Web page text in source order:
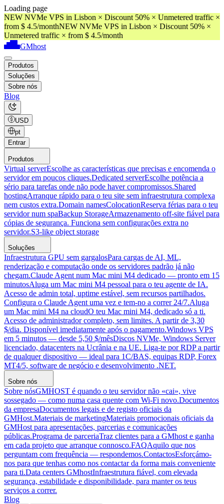
Loading page
NEW NVMe VPS in Lisbon × Discount 50% × Unmetered traffic ×
from $ 4.5/monthNEW NVMe VPS in Lisbon × Discount 50% ×
Unmetered traffic × from $ 4.5/month
GMhost
Produtos
Soluções
Sobre nós
Blog
USD
pt
Entrar
Produtos
Virtual serverEscolhe as características que precisas e encomenda o
servidor em poucos cliques.Dedicated serverEscolhe potência a
sério para tarefas onde não pode haver compromissos.Shared
hostingArranque rápido para o teu site sem infraestrutura complexa
nem custos extra.Domain namesColocationReserva férias para o teu
servidor num spaBackup StorageArmazenamento off-site fiável para
cópias de segurança. Funciona sem configurações extra no
servidor.S3-like object storage
Soluções
Infraestrutura GPU sem gargalosPara cargas de AI, ML,
renderização e computação onde os servidores padrão já não
chegam.Claude Agent num Mac mini M4 dedicado — pronto em 15
minutosAluga um Mac mini M4 pessoal para o teu agente de IA.
Acesso de admin total, uptime estável, sem recursos partilhados.
Configura o Claude Agent uma vez e tem-no a correr 24/7.Aluga
um Mac mini M4 na cloudO teu Mac mini M4, dedicado só a ti.
Acesso de administrador completo, sem limites. A partir de 3,30
$/dia. Disponível imediatamente após o pagamento.Windows VPS
em 5 minutos — desde 5,50 $/mêsDiscos NVMe, Windows Server
licenciado, datacenters na Ucrânia e na UE. Liga-te por RDP a partir
de qualquer dispositivo — ideal para 1C/BAS, equipas RDP, Forex
MT4/5, software de negócio e desenvolvimento .NET.
Sobre nós
Sobre nósGMHOST é quando o teu servidor não «cai», vive
sossegado — como numa casa quente com Wi-Fi novo.Documentos
da empresaDocumentos legais e de registo oficiais da
GMHost.Materiais de marketingMateriais promocionais oficiais da
GMHost para apresentações, parcerias e comunicações
públicas.Programa de parceriaTraz clientes para a GMhost e ganha
em cada projeto que arranque connosco.FAQAquilo que nos
perguntam com frequência — respondemos.ContactosEsforçámo-
nos para que tenhas como nos contactar da forma mais conveniente
para ti.Data centers GMhostInfraestrutura fiável, com elevada
segurança, estabilidade e disponibilidade, para manter os teus
serviços a correr.
Blog